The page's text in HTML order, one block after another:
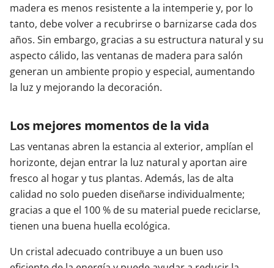
madera es menos resistente a la intemperie y, por lo
tanto, debe volver a recubrirse o barnizarse cada dos
años. Sin embargo, gracias a su estructura natural y su
aspecto cálido, las ventanas de madera para salón
generan un ambiente propio y especial, aumentando
la luz y mejorando la decoración.
Los mejores momentos de la vida
Las ventanas abren la estancia al exterior, amplían el
horizonte, dejan entrar la luz natural y aportan aire
fresco al hogar y tus plantas. Además, las de alta
calidad no solo pueden diseñarse individualmente;
gracias a que el 100 % de su material puede reciclarse,
tienen una buena huella ecológica.
Un cristal adecuado contribuye a un buen uso